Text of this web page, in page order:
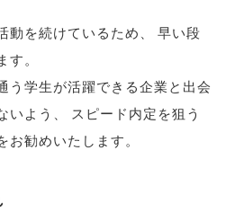
動を続けているため
早い段
す。
う学生が活躍できる企業と出会
いよう
スピード内定を狙う
お勧めいたします。